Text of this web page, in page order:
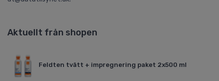
Aktuellt från shopen
Feldten tvätt + impregnering paket 2x500 ml